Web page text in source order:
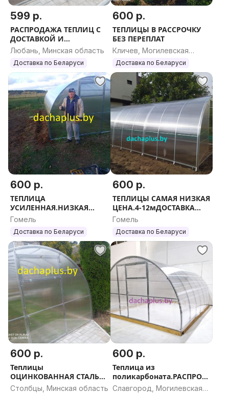
599 р.
РАСПРОДАЖА ТЕПЛИЦ С
ДОСТАВКОЙ И
МОНТАЖОМ
Любань, Минская область
Доставка по Беларуси
600 р.
ТЕПЛИЦЫ В РАССРОЧКУ
БЕЗ ПЕРЕПЛАТ
Кличев, Могилевская
область
Доставка по Беларуси
600 р.
ТЕПЛИЦА
УСИЛЕННАЯ.НИЗКАЯ
ЦЕНА.4-
Гомель
Доставка по Беларуси
600 р.
ТЕПЛИЦЫ САМАЯ НИЗКАЯ
ЦЕНА.4-12мДОСТАВКА
РАССРОЧКА.
Гомель
Доставка по Беларуси
600 р.
Теплицы
ОЦИНКОВАННАЯ СТАЛЬ
самые низкие цены в РБ
Столбцы, Минская область
600 р.
Теплица из
поликарбоната.РАСПРОД
АЖА.ДОСТАВКА
Славгород, Могилевская